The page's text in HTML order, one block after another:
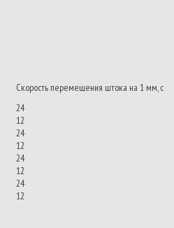
Скорость перемещения штока на 1 мм, с
24
12
24
12
24
12
24
12